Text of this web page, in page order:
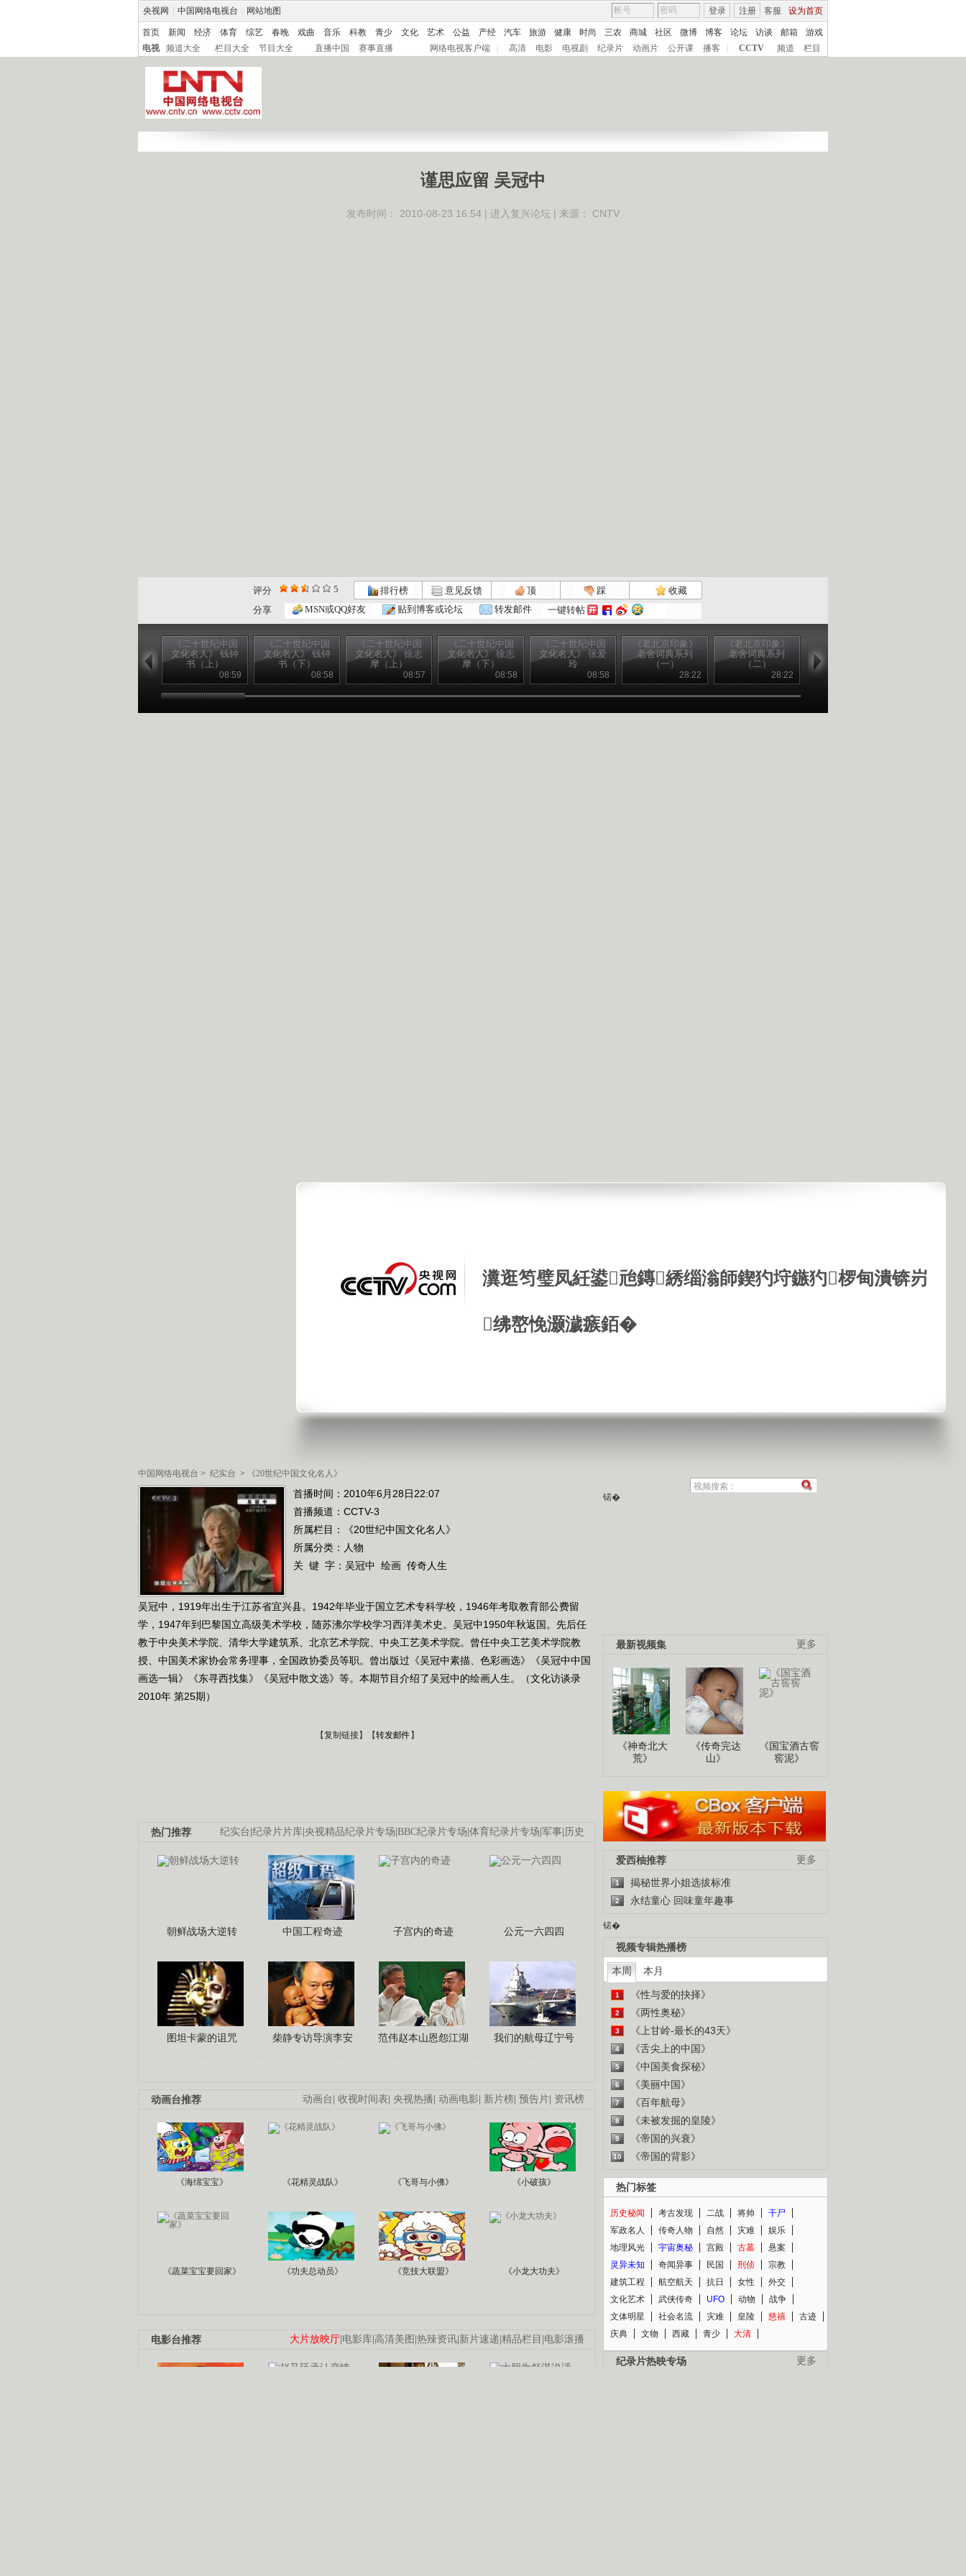
央视网 中国网络电视台 网站地图 客服 设为首页
登录 注册
首页 新闻 经济 体育 综艺 春晚 戏曲 音乐 科教 青少 文化 艺术 公益 产经 汽车 旅游 健康 时尚 三农 商城 社区 微博 博客 论坛 访谈 邮箱
游戏
电视
频道大全 栏目大全 节目大全 直播中国 赛事直播 网络电视客户端 高清 电影 电视剧 纪录片 动画片 公开课 播客 CCTV 频道 栏目
瀵逛笉璧凤紝鍙兘鏄綉缁滃師鍥犳垨鏃犳椤甸潰锛岃
绋嶅悗灏濊瘯銆�
中国网络电视台 > 纪实台 > 《20世纪中国文化名人》
谨思应留 吴冠中
发布时间： 2010-08-23 16:54 | 进入复兴论坛 | 来源： CNTV
评分 5 排行榜 意见反馈 顶 踩
收藏
分享
MSN或QQ好友 贴到博客或论坛 转发邮件 一键转帖
《二十世纪中国
文化名人》 钱钟
书（上）
08:59
《二十世纪中国
文化名人》 钱钟
书（下）
08:58
《二十世纪中国
文化名人》 徐志
摩（上）
08:57
《二十世纪中国
文化名人》 徐志
摩（下）
08:58
《二十世纪中国
文化名人》 张爱
玲
08:58
《老北京印象》
老舍词典系列
（一）
28:22
《老北京印象》
老舍词典系列
（二）
28:22
首播时间：2010年6月28日22:07
首播频道： CCTV-3
所属栏目：
《20世纪中国文化名人》
所属分类：人物
关 键 字： 吴冠中 绘画 传奇人生
吴冠中，1919年出生于江苏省宜兴县。1942年毕业于国立艺术专科学校，1946年考取教育部公费留
学，1947年到巴黎国立高级美术学校，随苏沸尔学校学习西洋美术史。吴冠中1950年秋返国。先后任
教于中央美术学院、清华大学建筑系、北京艺术学院、中央工艺美术学院。曾任中央工艺美术学院教
授、中国美术家协会常务理事，全国政协委员等职。曾出版过《吴冠中素描、色彩画选》《吴冠中中国
画选一辑》《东寻西找集》《吴冠中散文选》等。本期节目介绍了吴冠中的绘画人生。（文化访谈录
2010年 第25期）
【复制链接】【转发邮件 】
纪实台 纪录片片库 央视精品纪录片专场 BBC纪录片专场 体育纪录片专场 军事 历史
热门推荐
朝鲜战场大逆转 中国工程奇迹 子宫内的奇迹 公元一六四四
图坦卡蒙的诅咒 柴静专访导演李安 范伟赵本山恩怨江湖 我们的航母辽宁号
动画台 收视时间表 央视热播 动画电影 新片榜 预告片 资讯榜
动画台推荐
《海绵宝宝》 《花精灵战队》 《飞哥与小佛》 《小破孩》
《蔬菜宝宝要回家》 《功夫总动员》 《竞技大联盟》 《小龙大功夫》
大片放映厅 电影库 高清美图 热辣资讯 新片速递 精品栏目 电影滚播
电影台推荐
锘�
更多
最新视频集
《神奇北大
荒》
《传奇完达
山》
《国宝酒古窖
窖泥》
更多
爱西柚推荐
1 揭秘世界小姐选拔标准
2 永结童心 回味童年趣事
锘�
视频专辑热播榜
本周 本月
1 《性与爱的抉择》
2 《两性奥秘》
3 《上甘岭-最长的43天》
4 《舌尖上的中国》
5 《中国美食探秘》
6 《美丽中国》
7 《百年航母》
8 《未被发掘的皇陵》
9 《帝国的兴衰》
10 《帝国的背影》
热门标签
历史秘闻 考古发现 二战 将帅
干尸
军政名人
传奇人物 自然 灾难
娱乐
地理风光
宇宙奥秘 宫殿 古墓
悬案
灵异未知
奇闻异事 民国 刑侦
宗教
建筑工程
航空航天 抗日 女性
外交
文化艺术
武侠传奇 UFO 动物
战争
文体明星
社会名流 灾难 皇陵 慈禧
古迹
庆典
文物 西藏 青少 大清
更多
纪录片热映专场